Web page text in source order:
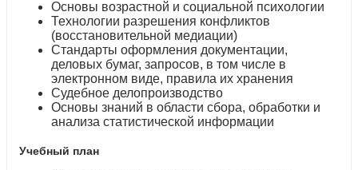
Основы возрастной и социальной психологии
Технологии разрешения конфликтов
(восстановительной медиации)
Стандарты оформления документации,
деловых бумаг, запросов, в том числе в
электронном виде, правила их хранения
Судебное делопроизводство
Основы знаний в области сбора, обработки и
анализа статистической информации
Учебный план